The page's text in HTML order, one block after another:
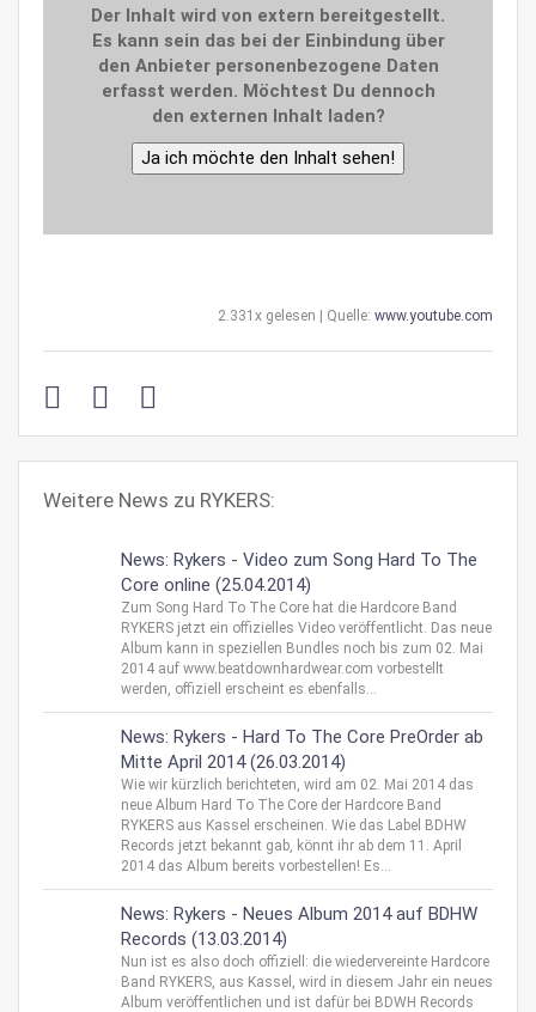
Der Inhalt wird von extern bereitgestellt.
Es kann sein das bei der Einbindung über
den Anbieter personenbezogene Daten
erfasst werden. Möchtest Du dennoch
den externen Inhalt laden?
Ja ich möchte den Inhalt sehen!
2.331x gelesen | Quelle: www.youtube.com
Weitere News zu RYKERS:
News: Rykers - Video zum Song Hard To The
Core online (25.04.2014)
Zum Song Hard To The Core hat die Hardcore Band
RYKERS jetzt ein offizielles Video veröffentlicht. Das neue
Album kann in speziellen Bundles noch bis zum 02. Mai
2014 auf www.beatdownhardwear.com vorbestellt
werden, offiziell erscheint es ebenfalls...
News: Rykers - Hard To The Core PreOrder ab
Mitte April 2014 (26.03.2014)
Wie wir kürzlich berichteten, wird am 02. Mai 2014 das
neue Album Hard To The Core der Hardcore Band
RYKERS aus Kassel erscheinen. Wie das Label BDHW
Records jetzt bekannt gab, könnt ihr ab dem 11. April
2014 das Album bereits vorbestellen! Es...
News: Rykers - Neues Album 2014 auf BDHW
Records (13.03.2014)
Nun ist es also doch offiziell: die wiedervereinte Hardcore
Band RYKERS, aus Kassel, wird in diesem Jahr ein neues
Album veröffentlichen und ist dafür bei BDWH Records